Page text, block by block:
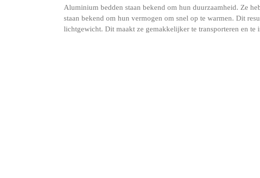
Aluminium bedden staan ​​bekend om hun duurzaamheid. Ze
staan ​​bekend om hun vermogen om snel op te warmen. Dit
lichtgewicht. Dit maakt ze gemakkelijker te transporteren en te